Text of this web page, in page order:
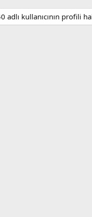
adlı kullanıcının profili